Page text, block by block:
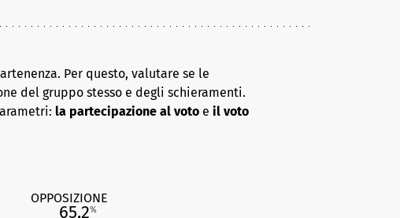
Per questo, valutare se le
del gruppo stesso e degli schieramenti.
la partecipazione al voto e il voto
OPPOSIZIONE
65,2%